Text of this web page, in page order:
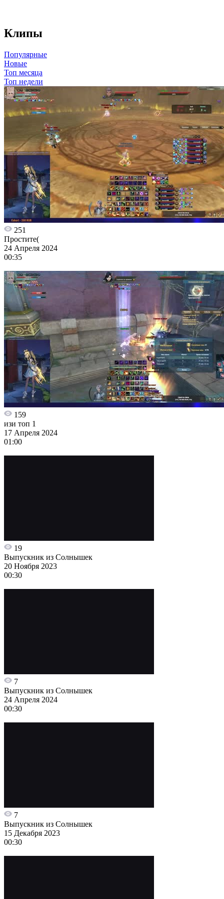
Клипы
Популярные
Новые
Топ месяца
Топ недели
251
Простите(
24 Апреля 2024
00:35
159
изи топ 1
17 Апреля 2024
01:00
19
Выпускник из Солнышек
20 Ноября 2023
00:30
7
Выпускник из Солнышек
24 Апреля 2024
00:30
7
Выпускник из Солнышек
15 Декабря 2023
00:30